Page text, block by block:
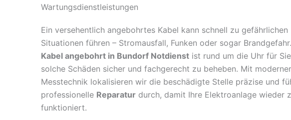
Wartungsdienstleistungen
Ein versehentlich angebohrtes Kabel kann schnell zu gefährlichen
Situationen führen – Stromausfall, Funken oder sogar
Kabel angebohrt in Bundorf Notdienst ist rund um die Uhr für
solche Schäden sicher und fachgerecht zu beheben. Mit moderner
Messtechnik lokalisieren wir die beschädigte Stelle präzise und
professionelle Reparatur durch, damit Ihre Elektroanlage wieder
funktioniert.